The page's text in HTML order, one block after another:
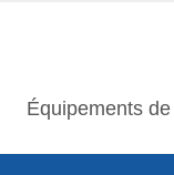
Équipements